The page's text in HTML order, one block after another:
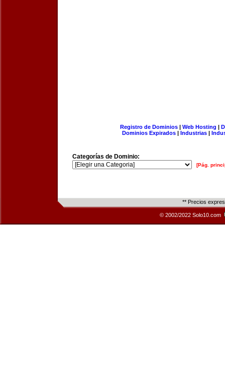
Registro de Dominios| Web Hosting |
Dominios Expirados | Industrias |
Categorías de Dominio:
[Pág.
** Precios
© 2002/2022 Solo10.com